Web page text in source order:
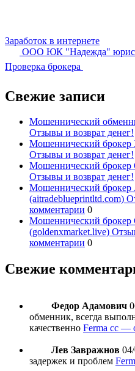
Заработок в интернете
ООО ЮК "Надежда"
Проверка брокера
Свежие записи
Мошеннический
Отзывы и возврат денег!
Мошеннический брокер
Отзывы и возврат денег!
Мошеннический брокер
Отзывы и возврат денег!
Мошеннический брокер
(aitradeblueprintltd.com)
комментарии 0
Мошеннический брокер
(goldenxmarket.live)
комментарии 0
Свежие
Федор Адамович
обменник, всегда
качественно Ferma cc —
Лев Завражнов
задержек и проблем